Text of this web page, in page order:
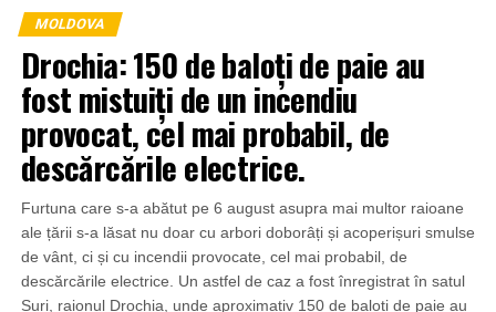
MOLDOVA
Drochia: 150 de baloți de paie au
fost mistuiți de un incendiu
provocat, cel mai probabil, de
descărcările electrice.
Furtuna care s-a abătut pe 6 august asupra mai multor raioane
ale țării s-a lăsat nu doar cu arbori doborâți și acoperișuri smulse
de vânt, ci și cu incendii provocate, cel mai probabil, de
descărcările electrice. Un astfel de caz a fost înregistrat în satul
Șuri, raionul Drochia, unde aproximativ 150 de baloți de paie au